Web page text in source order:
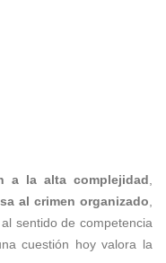
a la alta complejidad,
al crimen organizado,
sentido de competencia
cuestión hoy valora la